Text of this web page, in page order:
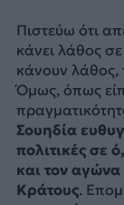
Πιστεύω ότι
κάνει λάθος
κάνουν λάθος,
Όμως, όπως
Σουηδία
πολιτικές σε
και τον αγώνα
Κράτους.